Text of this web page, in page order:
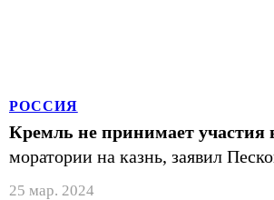
РОССИЯ
Кремль не принимает участия
моратории на казнь, заявил
25 мар. 2024